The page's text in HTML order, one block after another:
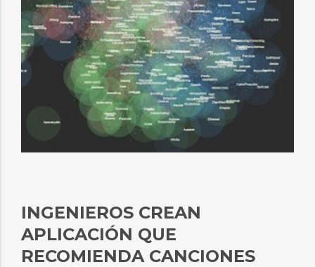
INGENIEROS CREAN
APLICACIÓN QUE
RECOMIENDA CANCIONES